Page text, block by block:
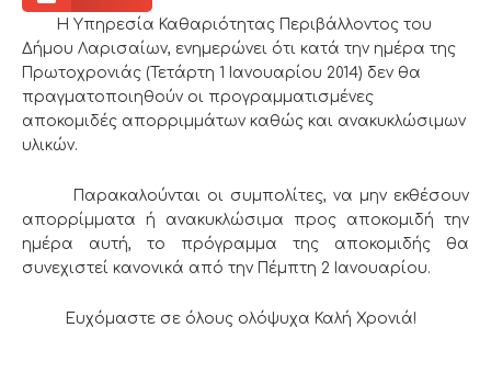
Η Υπηρεσία Καθαριότητας Περιβάλλοντος του
Δήμου Λαρισαίων, ενημερώνει ότι κατά την ημέρα της
Πρωτοχρονιάς (Τετάρτη 1 Ιανουαρίου 2014) δεν θα
πραγματοποιηθούν οι προγραμματισμένες
αποκομιδές απορριμμάτων καθώς και ανακυκλώσιμων
υλικών.
Παρακαλούνται οι συμπολίτες, να μην εκθέσουν
απορρίμματα ή ανακυκλώσιμα προς αποκομιδή την
ημέρα αυτή, το πρόγραμμα της αποκομιδής θα
συνεχιστεί κανονικά από την Πέμπτη 2 Ιανουαρίου.
Ευχόμαστε σε όλους ολόψυχα Καλή Χρονιά!